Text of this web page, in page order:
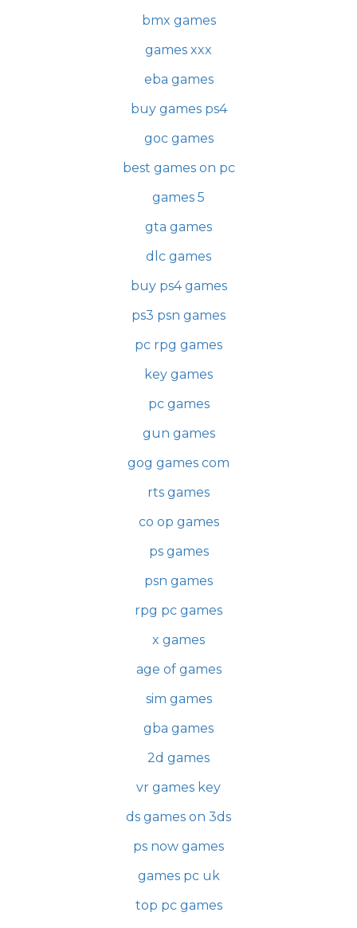
bmx games
games xxx
eba games
buy games ps4
goc games
best games on pc
games 5
gta games
dlc games
buy ps4 games
ps3 psn games
pc rpg games
key games
pc games
gun games
gog games com
rts games
co op games
ps games
psn games
rpg pc games
x games
age of games
sim games
gba games
2d games
vr games key
ds games on 3ds
ps now games
games pc uk
top pc games